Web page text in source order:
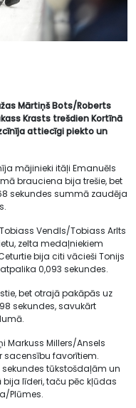
Mārtiņš Bots/Roberts
Krasts trešdien Kortīnā
attiecīgi piekto un
mājinieki itāļi Emanuēls
brauciena bija trešie, bet
sekundes summā zaudēja
Vendls/Tobiass Arlts
zelta medaļniekiem
bija citi vācieši Tonijs
0,093 sekundes.
bet otrajā pakāpās uz
sekundes, savukārt
Markuss Millers/Ansels
sacensību favorītiem.
tūkstošdaļām un
līderi, taču pēc kļūdas
Plūmes.